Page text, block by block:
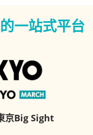
一站式平台
京Big Sight